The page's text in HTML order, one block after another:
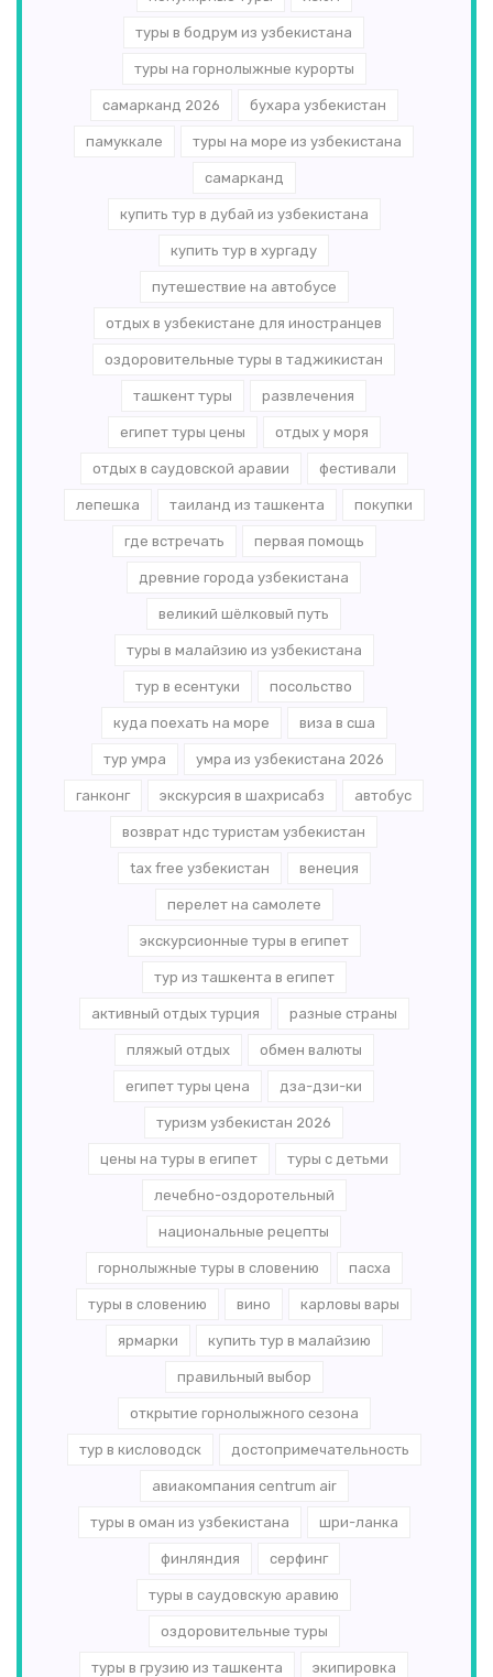
туры в бодрум из узбекистана
туры на горнолыжные курорты
самарканд 2026 бухара узбекистан
памуккале туры на море из узбекистана
самарканд
купить тур в дубай из узбекистана
купить тур в хургаду
путешествие на автобусе
отдых в узбекистане для иностранцев
оздоровительные туры в таджикистан
ташкент туры развлечения
египет туры цены отдых у моря
отдых в саудовской аравии фестивали
лепешка таиланд из ташкента покупки
где встречать первая помощь
древние города узбекистана
великий шёлковый путь
туры в малайзию из узбекистана
тур в есентуки посольство
куда поехать на море виза в сша
тур умра умра из узбекистана 2026
ганконг экскурсия в шахрисабз автобус
возврат ндс туристам узбекистан
tax free узбекистан венеция
перелет на самолете
экскурсионные туры в египет
тур из ташкента в египет
активный отдых турция разные страны
пляжый отдых обмен валюты
египет туры цена дза-дзи-ки
туризм узбекистан 2026
цены на туры в египет туры с детьми
лечебно-оздоротельный
национальные рецепты
горнолыжные туры в словению пасха
туры в словению вино карловы вары
ярмарки купить тур в малайзию
правильный выбор
открытие горнолыжного сезона
тур в кисловодск достопримечательность
авиакомпания centrum air
туры в оман из узбекистана шри-ланка
финляндия серфинг
туры в саудовскую аравию
оздоровительные туры
туры в грузию из ташкента экипировка